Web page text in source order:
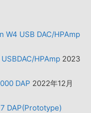
USB DAC/HPAmp
HPAmp 2023
DAP 2022年12月
DAP(Prototype)